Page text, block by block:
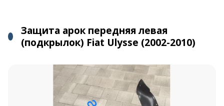
Защита арок передняя левая
(подкрылок) Fiat Ulysse (2002-2010)